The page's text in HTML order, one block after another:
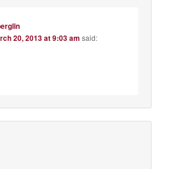
20, 2013 at 9:03 am said: